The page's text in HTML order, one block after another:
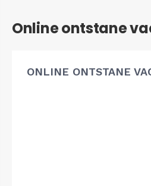
Online ontstane
ONLINE ONTSTANE